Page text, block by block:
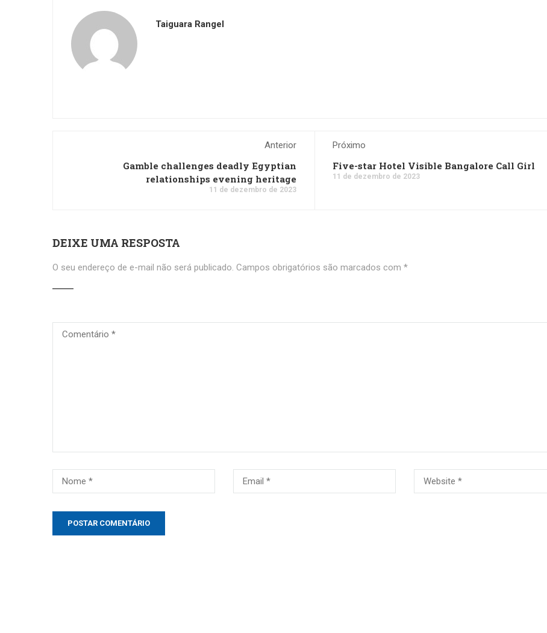
Taiguara Rangel
Anterior
Gamble challenges deadly Egyptian
relationships evening heritage
11 de dezembro de 2023
Próximo
Five-star Hotel Visible Bangalore Call Girl
11 de dezembro de 2023
DEIXE UMA RESPOSTA
O seu endereço de e-mail não será publicado. Campos obrigatórios são marcados com *